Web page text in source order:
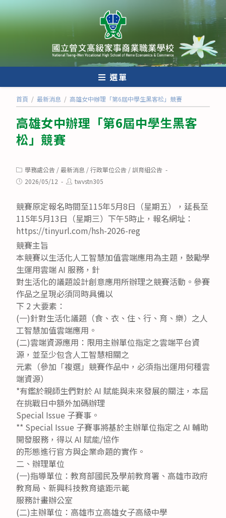
跳
轉
至
內
選單
首頁 / 最新消息 / 高雄女中辦理「第6屆中學生黑客松」競賽
高雄女中辦理「第6屆中學生黑客
松」競賽
Post
category:
學務處公告 /最新消息 /行政單位公告 /訓育組公告
Post2026/05/12
Posttwvstn305
競賽原定報名時間至115年5月8日（星期五），延長至
115年5月13日（星期三）下午5時止，報名網址：
https://tinyurl.com/hsh-2026-reg
競賽主旨
本競賽以生活化人工智慧加值雲端應用為主題，鼓勵學
生運用雲端 AI 服務，針
對生活化的議題設計創意應用所辦理之競賽活動。參賽
作品之呈現必須同時具備以
下 2 大要素：
(一)針對生活化議題（食、衣、住、行、育、樂）之人
工智慧加值雲端應用。
(二)雲端資源應用：限用主辦單位指定之雲端平台資
源，並至少包含人工智慧相關之
元素（參加「複選」競賽作品中，必須指出運用何種雲
端資源）
*有鑑於親師生們對於 AI 賦能與未來發展的關注，本屆
在挑戰日中額外加碼辦理
Special Issue 子賽事。
** Special Issue 子賽事將基於主辦單位指定之 AI 輔助
開發服務，得以 AI 賦能/協作
的形態進行官方與企業命題的實作。
二、辦理單位
(一)指導單位：教育部國民及學前教育署、高雄市政府
教育局、新興科技教育遠距示範
服務計畫辦公室
(二)主辦單位：高雄市立高雄女子高級中學